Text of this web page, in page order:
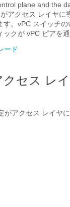
plane and the
アクセス レイヤに
。vPC スイッチ
クが vPC ピアを
ード
セス レ
がアクセス レイヤ